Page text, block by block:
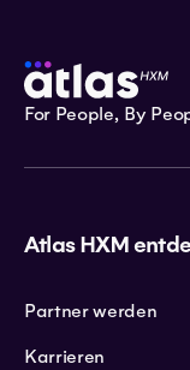
For People, By
Atlas HXM
Partner werden
Karrieren